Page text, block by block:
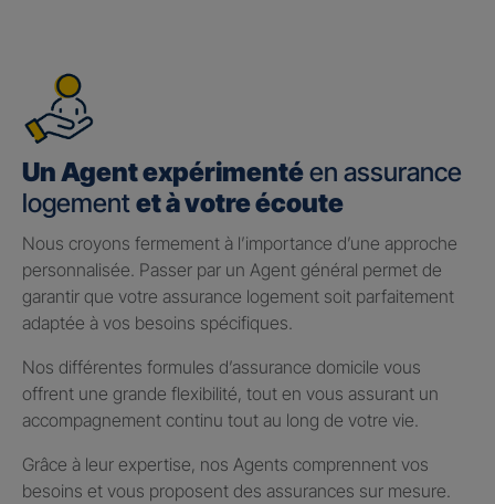
Un Agent expérimentéen assurance
logement et à votre écoute
Nous croyons fermement à l’importance d’une approche
personnalisée. Passer par un Agent général permet de
garantir que votre assurance logement soit parfaitement
adaptée à vos besoins spécifiques.
Nos différentes formules d’assurance domicile vous
offrent une grande flexibilité, tout en vous assurant un
accompagnement continu tout au long de votre vie.
Grâce à leur expertise, nos Agents comprennent vos
besoins et vous proposent des assurances sur mesure.